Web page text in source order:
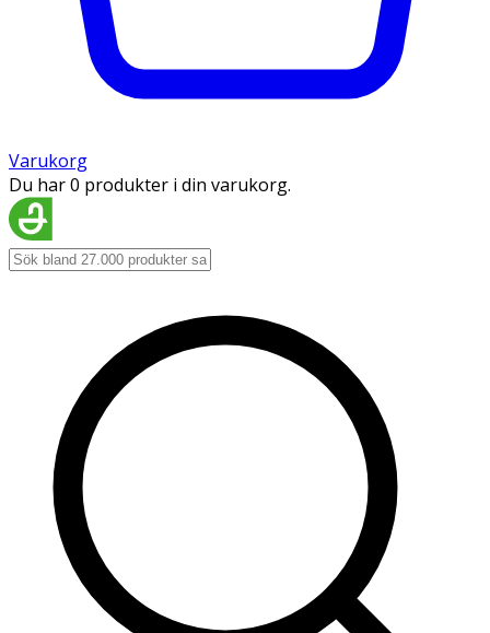
Varukorg
Du har 0 produkter i din varukorg.